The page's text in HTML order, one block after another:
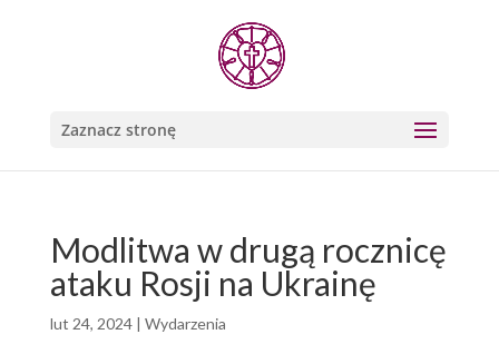
Zaznacz stronę
Modlitwa w drugą rocznicę
ataku Rosji na Ukrainę
lut 24, 2024| Wydarzenia